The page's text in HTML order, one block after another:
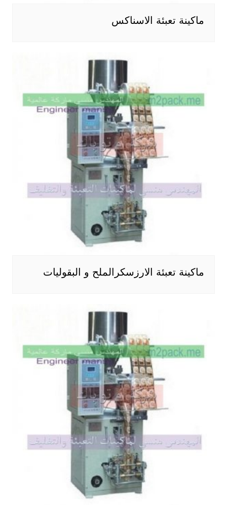
ماكينة تعبئة الاسناكس
ماكينة تعبئة الارزسكرالملح و البقوليات